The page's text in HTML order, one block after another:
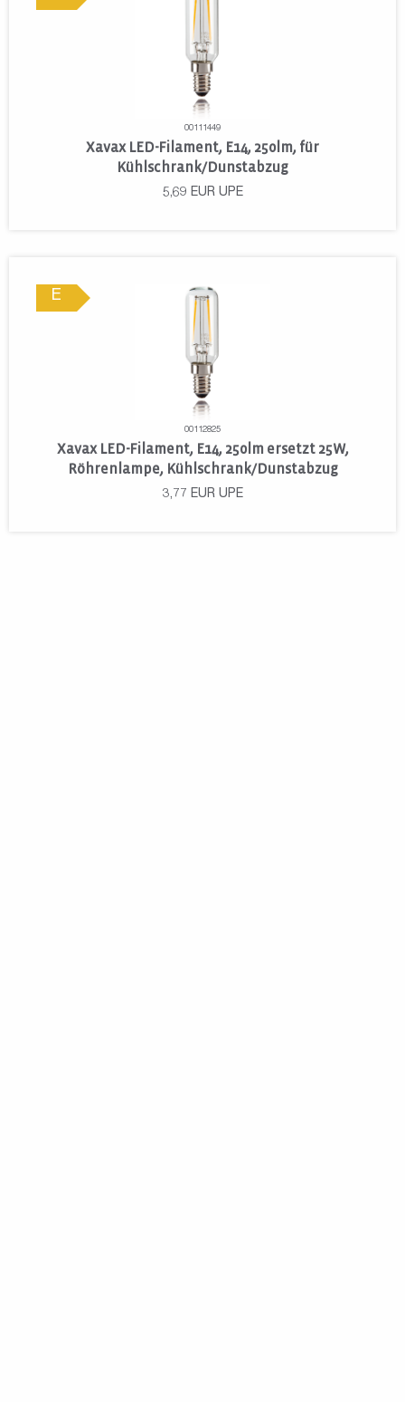
00111449
Xavax LED-Filament, E14, 250lm, für
Kühlschrank/Dunstabzug
5,69 EUR UPE
E
00112825
Xavax LED-Filament, E14, 250lm ersetzt 25W,
Röhrenlampe, Kühlschrank/Dunstabzug
3,77 EUR UPE